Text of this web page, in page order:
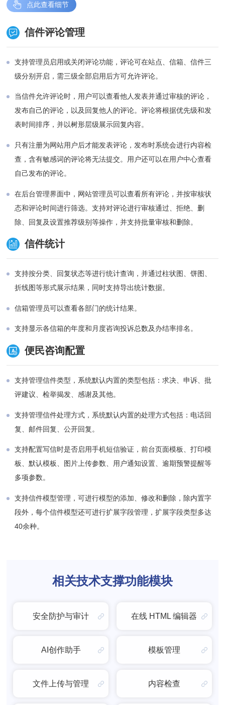
点此查看细节
信件评论管理
支持管理员启用或关闭评论功能，评论可在站点、信箱、信件三
级分别开启，需三级全部启用后方可允许评论。
当信件允许评论时，用户可以查看他人发表并通过审核的评论，
发布自己的评论，以及回复他人的评论。评论将根据优先级和发
表时间排序，并以树形层级展示回复内容。
只有注册为网站用户后才能发表评论，发布时系统会进行内容检
查，含有敏感词的评论将无法提交。用户还可以在用户中心查看
自己发布的评论。
在后台管理界面中，网站管理员可以查看所有评论，并按审核状
态和评论时间进行筛选。支持对评论进行审核通过、拒绝、删
除、回复及设置推荐级别等操作，并支持批量审核和删除。
信件统计
支持按分类、回复状态等进行统计查询，并通过柱状图、饼图、
折线图等形式展示结果，同时支持导出统计数据。
信箱管理员可以查看各部门的统计结果。
支持显示各信箱的年度和月度咨询投诉总数及办结率排名。
便民咨询配置
支持管理信件类型，系统默认内置的类型包括：求决、申诉、批
评建议、检举揭发、感谢及其他。
支持管理信件处理方式，系统默认内置的处理方式包括：电话回
复、邮件回复、公开回复。
支持配置写信时是否启用手机短信验证，前台页面模板、打印模
板、默认模板、图片上传参数、用户通知设置、逾期预警提醒等
多项参数。
支持信件模型管理，可进行模型的添加、修改和删除，除内置字
段外，每个信件模型还可进行扩展字段管理，扩展字段类型多达
40余种。
相关技术支撑功能模块
安全防护与审计 在线 HTML 编辑器
AI创作助手 模板管理
文件上传与管理 内容检查